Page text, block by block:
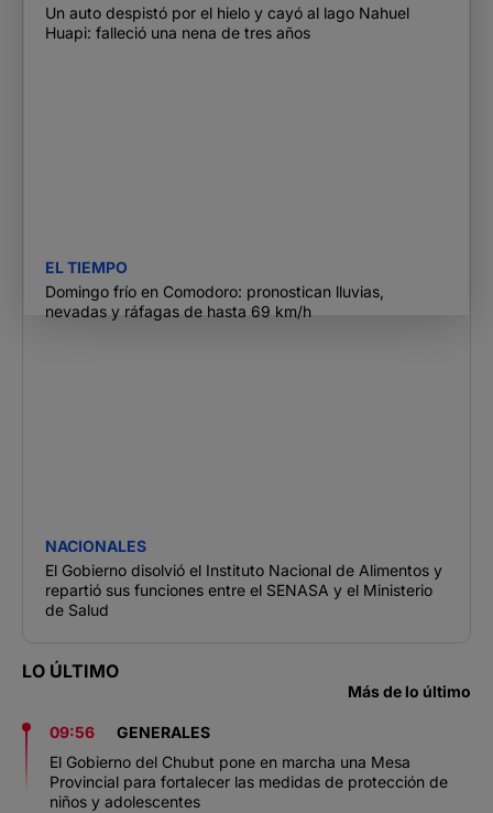
Un auto despistó por el hielo y cayó al lago Nahuel
Huapi: falleció una nena de tres años
EL TIEMPO
Domingo frío en Comodoro: pronostican lluvias,
nevadas y ráfagas de hasta 69 km/h
NACIONALES
El Gobierno disolvió el Instituto Nacional de Alimentos y
repartió sus funciones entre el SENASA y el Ministerio
de Salud
LO ÚLTIMO
Más de lo último
09:56
GENERALES
El Gobierno del Chubut pone en marcha una Mesa
Provincial para fortalecer las medidas de protección de
niños y adolescentes